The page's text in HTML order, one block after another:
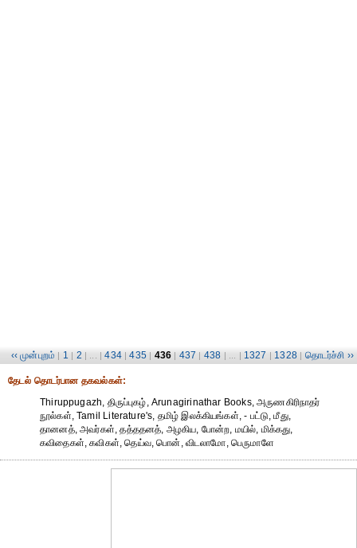
‹‹ முன்புறம் | 1 | 2 | ... | 434 | 435 | 436 | 437 | 438 | ... | 1327 | 1328 | தொடர்ச்சி ››
தேட‌ல் தொட‌ர்பான தகவ‌ல்க‌ள்:
Thiruppugazh, திருப்புகழ், Arunagirinathar Books, அருணகிரிநாதர்
நூல்கள், Tamil Literature's, தமிழ் இலக்கியங்கள், - பட்டு, மீது,
தானனத், அவர்கள், தத்ததனத், அழகிய, போன்ற, மயில், மிக்கது,
கவிதைகள், கவிகள், தெய்வ, பொன், விடலாமோ, பெருமாளே